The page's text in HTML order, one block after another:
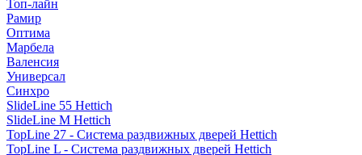
Топ-лайн
Рамир
Оптима
Марбела
Валенсия
Универсал
Синхро
SlideLine 55 Hettich
SlideLine M Hettich
TopLine 27 - Система раздвижных дверей Hettich
TopLine L - Система раздвижных дверей Hettich